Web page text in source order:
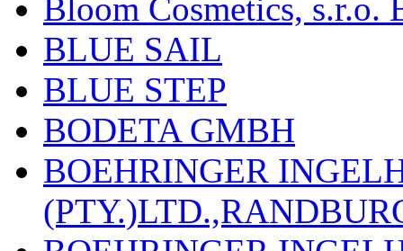
Bloom Cosmetics, s.r.o.
BLUE SAIL
BLUE STEP
BODETA GMBH
BOEHRINGER